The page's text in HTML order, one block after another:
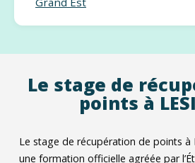
Le stage de
points à
Le stage de récupération de points à
une formation officielle agréée par